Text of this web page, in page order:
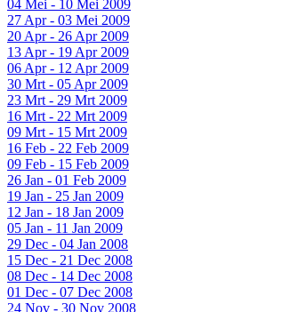
04 Mei - 10 Mei 2009
27 Apr - 03 Mei 2009
20 Apr - 26 Apr 2009
13 Apr - 19 Apr 2009
06 Apr - 12 Apr 2009
30 Mrt - 05 Apr 2009
23 Mrt - 29 Mrt 2009
16 Mrt - 22 Mrt 2009
09 Mrt - 15 Mrt 2009
16 Feb - 22 Feb 2009
09 Feb - 15 Feb 2009
26 Jan - 01 Feb 2009
19 Jan - 25 Jan 2009
12 Jan - 18 Jan 2009
05 Jan - 11 Jan 2009
29 Dec - 04 Jan 2008
15 Dec - 21 Dec 2008
08 Dec - 14 Dec 2008
01 Dec - 07 Dec 2008
24 Nov - 30 Nov 2008